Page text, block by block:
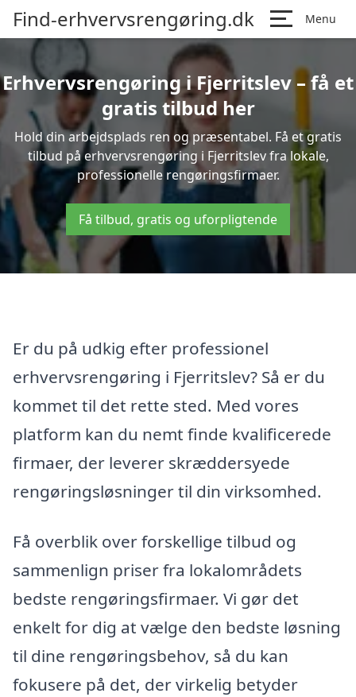
Find-erhvervsrengøring.dk Menu
Erhvervsrengøring i Fjerritslev – få et
gratis tilbud her
Hold din arbejdsplads ren og præsentabel. Få et gratis
tilbud på erhvervsrengøring i Fjerritslev fra lokale,
professionelle rengøringsfirmaer.
Få tilbud, gratis og uforpligtende
Er du på udkig efter professionel
erhvervsrengøring i Fjerritslev? Så er du
kommet til det rette sted. Med vores
platform kan du nemt finde kvalificerede
firmaer, der leverer skræddersyede
rengøringsløsninger til din virksomhed.
Få overblik over forskellige tilbud og
sammenlign priser fra lokalområdets
bedste rengøringsfirmaer. Vi gør det
enkelt for dig at vælge den bedste løsning
til dine rengøringsbehov, så du kan
fokusere på det, der virkelig betyder